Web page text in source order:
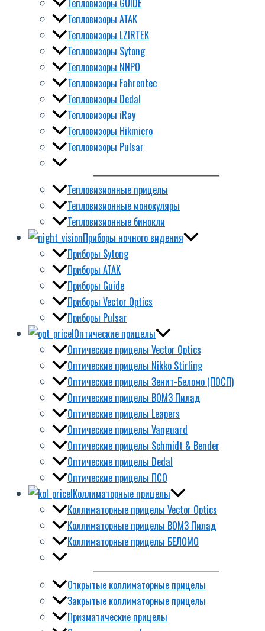
Тепловизоры ATAK
Тепловизоры LZIRTEK
Тепловизоры Sytong
Тепловизоры NNPO
Тепловизоры Fahrentec
Тепловизоры Dedal
Тепловизоры iRay
Тепловизоры Hikmicro
Тепловизоры Pulsar
Тепловизионные прицелы
Тепловизионные монокуляры
Тепловизионные бинокли
Приборы ночного видения
Приборы Sytong
Приборы ATAK
Приборы Guide
Приборы Vector Optics
Приборы Pulsar
Оптические прицелы
Оптические прицелы Vector Optics
Оптические прицелы Nikko Stirling
Оптические прицелы Зенит-Беломо (ПОСП)
Оптические прицелы ВОМЗ Пилад
Оптические прицелы Leapers
Оптические прицелы Vanguard
Оптические прицелы Schmidt & Bender
Оптические прицелы Dedal
Оптические прицелы ПСО
Коллиматорные прицелы
Коллиматорные прицелы Vector Optics
Коллиматорные прицелы ВОМЗ Пилад
Коллиматорные прицелы БЕЛОМО
Открытые коллиматорные прицелы
Закрытые коллиматорные прицелы
Призматические прицелы